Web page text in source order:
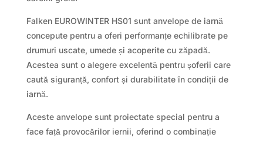
Falken EUROWINTER HS01 sunt anvelope de iarnă
concepute pentru a oferi performanțe echilibrate pe
drumuri uscate, umede și acoperite cu zăpadă.
Acestea sunt o alegere excelentă pentru șoferii care
caută siguranță, confort și durabilitate în condiții de
iarnă.
Aceste anvelope sunt proiectate special pentru a
face față provocărilor iernii, oferind o combinație